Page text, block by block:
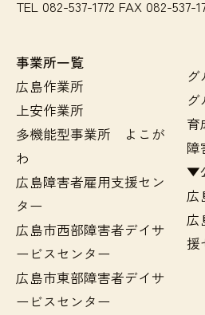
TEL 082-537-1772 FAX 082-537-
事業所一覧
広島作業所
上安作業所
多機能型事業所 よこが
わ
広島障害者雇用支援セン
ター
広島市西部障害者デイサ
ービスセンター
広島市東部障害者デイサ
ービスセンター
育
障
▼
広
広
援